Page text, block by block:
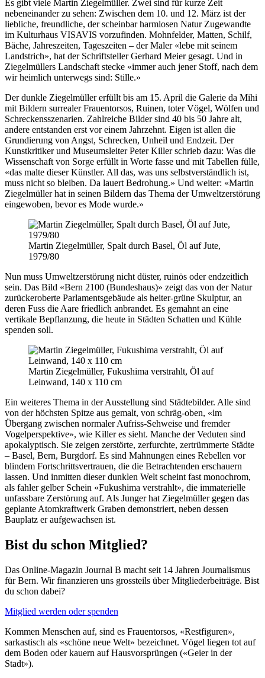
Es gibt viele Martin Ziegelmüller. Zwei sind für kurze Zeit
nebeneinander zu sehen: Zwischen dem 10. und 12. März ist der
liebliche, freundliche, der scheinbar harmlosen Natur Zugewandte
im Kulturhaus VISAVIS vorzufinden. Mohnfelder, Matten, Schilf,
Bäche, Jahreszeiten, Tageszeiten – der Maler «lebe mit seinem
Landstrich», hat der Schriftsteller Gerhard Meier gesagt. Und in
Ziegelmüllers Landschaft stecke «immer auch jener Stoff, nach dem
wir heimlich unterwegs sind: Stille.»
Der dunkle Ziegelmüller erfüllt bis am 15. April die Galerie da Mihi
mit Bildern surrealer Frauentorsos, Ruinen, toter Vögel, Wölfen und
Schreckensszenarien. Zahlreiche Bilder sind 40 bis 50 Jahre alt,
andere entstanden erst vor einem Jahrzehnt. Eigen ist allen die
Grundierung von Angst, Schrecken, Unheil und Endzeit. Der
Kunstkritiker und Museumsleiter Peter Killer schrieb dazu: Was die
Wissenschaft von Sorge erfüllt in Worte fasse und mit Tabellen fülle,
«das malte dieser Künstler. All das, was uns selbstverständlich ist,
muss nicht so bleiben. Da lauert Bedrohung.» Und weiter: «Martin
Ziegelmüller hat in seinen Bildern das Thema der Umweltzerstörung
eingewoben, bevor es Mode wurde.»
Martin Ziegelmüller, Spalt durch Basel, Öl auf Jute,
1979/80
Nun muss Umweltzerstörung nicht düster, ruinös oder endzeitlich
sein. Das Bild «Bern 2100 (Bundeshaus)» zeigt das von der Natur
zurückeroberte Parlamentsgebäude als heiter-grüne Skulptur, an
deren Fuss die Aare friedlich anbrandet. Es gemahnt an eine
vertikale Bepflanzung, die heute in Städten Schatten und Kühle
spenden soll.
Martin Ziegelmüller, Fukushima verstrahlt, Öl auf
Leinwand, 140 x 110 cm
Ein weiteres Thema in der Ausstellung sind Städtebilder. Alle sind
von der höchsten Spitze aus gemalt, von schräg-oben, «im
Übergang zwischen normaler Aufriss-Sehweise und fremder
Vogelperspektive», wie Killer es sieht. Manche der Veduten sind
apokalyptisch. Sie zeigen zerstörte, zerfurchte, zertrümmerte Städte
– Basel, Bern, Burgdorf. Es sind Mahnungen eines Rebellen vor
blindem Fortschrittsvertrauen, die die Betrachtenden erschauern
lassen. Und inmitten dieser dunklen Welt scheint fast monochrom,
als fahler gelber Schein «Fukushima verstrahlt», die immaterielle
unfassbare Zerstörung auf. Als Junger hat Ziegelmüller gegen das
geplante Atomkraftwerk Graben demonstriert, neben dessen
Bauplatz er aufgewachsen ist.
Bist du schon Mitglied?
Das Online-Magazin Journal B macht seit 14 Jahren Journalismus
für Bern. Wir finanzieren uns grossteils über Mitgliederbeiträge. Bist
du schon dabei?
Mitglied werden oder spenden
Kommen Menschen auf, sind es Frauentorsos, «Restfiguren»,
sarkastisch als «schöne neue Welt» bezeichnet. Vögel liegen tot auf
dem Boden oder kauern auf Hausvorsprüngen («Geier in der
Stadt»).